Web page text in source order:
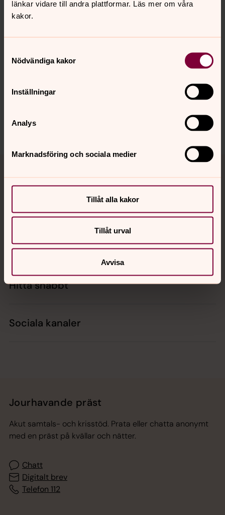
länkar vidare till andra plattformar. Läs mer om våra
kakor.
Nödvändiga kakor
Inställningar
Analys
Marknadsföring och sociala medier
Tillåt alla kakor
Tillåt urval
Avvisa
Synpunkter eller frågor på sidans
skarpnack.forsamling@svenskakyrkan.se
Tillbaka till toppen
Tillbaka till innehållet
Kontakt
Kalender
Hitta snabbt
Sociala kanaler
Jourhavande präst
Akut samtals- och krisstöd. Prata eller chatta anonymt
med en präst på kvällar och nätter.
Chatt
Digitalt brev
Telefon 112